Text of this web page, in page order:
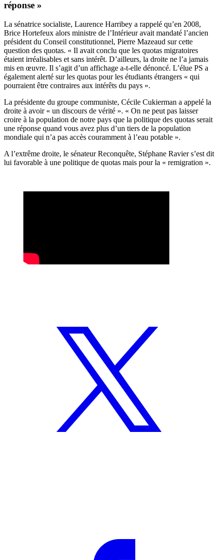
réponse »
La sénatrice socialiste, Laurence Harribey a rappelé qu’en 2008,
Brice Hortefeux alors ministre de l’Intérieur avait mandaté l’ancien
président du Conseil constitutionnel, Pierre Mazeaud sur cette
question des quotas. « Il avait conclu que les quotas migratoires
étaient irréalisables et sans intérêt. D’ailleurs, la droite ne l’a jamais
mis en œuvre. Il s’agit d’un affichage a-t-elle dénoncé. L’élue PS a
également alerté sur les quotas pour les étudiants étrangers « qui
pourraient être contraires aux intérêts du pays ».
La présidente du groupe communiste, Cécile Cukierman a appelé la
droite à avoir « un discours de vérité ». « On ne peut pas laisser
croire à la population de notre pays que la politique des quotas serait
une réponse quand vous avez plus d’un tiers de la population
mondiale qui n’a pas accès couramment à l’eau potable ».
A l’extrême droite, le sénateur Reconquête, Stéphane Ravier s’est dit
lui favorable à une politique de quotas mais pour la « remigration ».